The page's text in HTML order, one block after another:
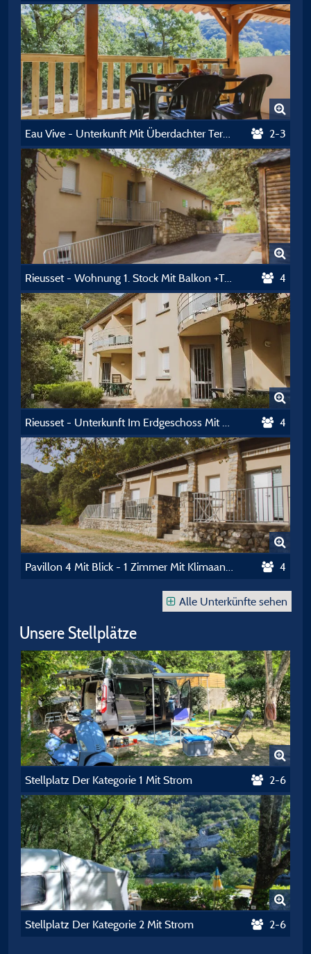
Eau Vive - Unterkunft Mit Überdachter Terrasse + Tv - 25M² - Frankreich 2-3
Rieusset - Wohnung 1. Stock Mit Balkon +Tv - 35M2 4
Rieusset - Unterkunft Im Erdgeschoss Mit Terrasse +Tv - 35M2 4
Pavillon 4 Mit Blick - 1 Zimmer Mit Klimaanlage + Terrasse Und Tv 4
Alle Unterkünfte sehen
Unsere Stellplätze
Stellplatz Der Kategorie 1 Mit Strom 2-6
Stellplatz Der Kategorie 2 Mit Strom 2-6